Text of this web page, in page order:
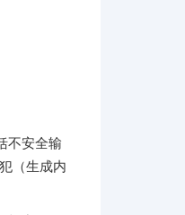
不安全输
（生成内